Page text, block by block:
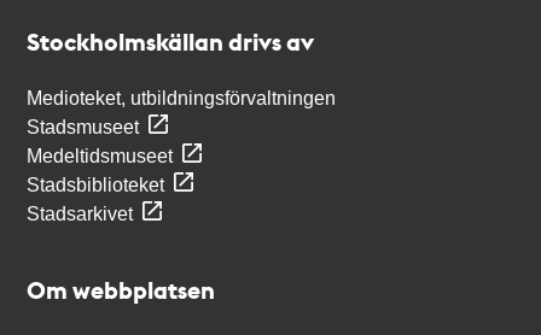
Stockholmskällan drivs av
Medioteket, utbildningsförvaltningen
Stadsmuseet
Medeltidsmuseet
Stadsbiblioteket
Stadsarkivet
Om webbplatsen